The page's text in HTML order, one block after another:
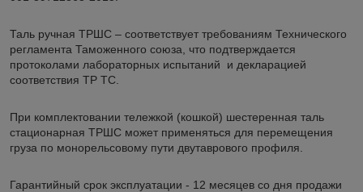
Таль ручная ТРШС – соответствует требованиям Технического
регламента Таможенного союза, что подтверждается
протоколами лабораторных испытаний и декларацией
соответствия ТР ТС.
При комплектовании тележкой (кошкой) шестеренная таль
стационарная ТРШС может применяться для перемещения
груза по монорельсовому пути двутаврового профиля.
Гарантийный срок эксплуатации - 12 месяцев со дня продажи